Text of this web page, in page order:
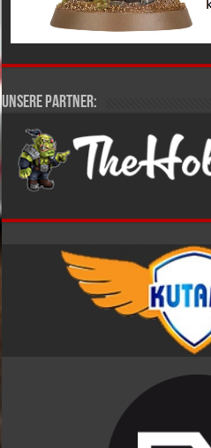
Unsere Partner: